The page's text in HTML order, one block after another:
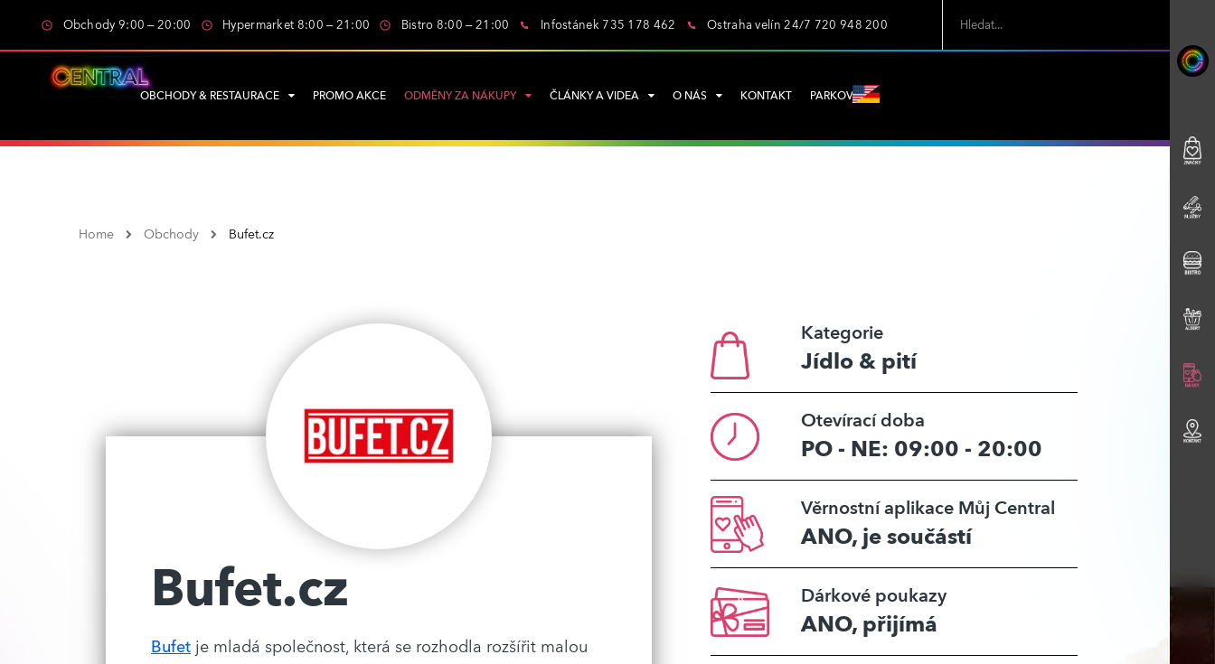
Obchody 9:00 – 20:00 Hypermarket 8:00 – 21:00 Bistro 8:00 – 21:00 Infostánek 735 178 462 Ostraha velín 24/7 720 948 200
OBCHODY & RESTAURACE PROMO AKCE ODMĚNY ZA NÁKUPY ČLÁNKY A VIDEA O NÁS KONTAKT PARKOVÁNÍ
Home Obchody Bufet.cz
Bufet.cz
Bufet je mladá společnost, která se rozhodla rozšířit malou
Kategorie
Jídlo & pití
Otevírací doba
PO - NE: 09:00 - 20:00
Věrnostní aplikace Můj Central
ANO, je součástí
Dárkové poukazy
ANO, přijímá